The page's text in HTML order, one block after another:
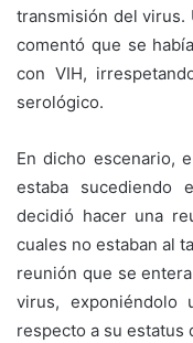
transmisión del virus.
comentó que se
con VIH,
serológico.
En dicho escenario,
estaba
decidió hacer una
cuales no estaban al
reunión que se
virus, exponiéndolo
respecto a su estatus